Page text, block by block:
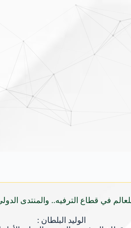
من برنامج ضيوف خادم الحرمين الشريفين للعمرة
في قطاع الترفيه.. والمنتدى
الوليد البلطان :